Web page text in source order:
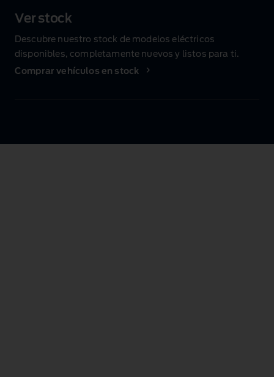
Ver stock
Descubre nuestro stock de modelos eléctricos
disponibles, completamente nuevos y listos para ti.
Comprar vehículos en stock